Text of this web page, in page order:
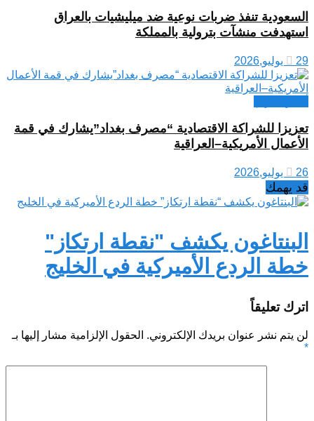
السعودية تنفذ ضربات نوعية ضد ميليشيات بالعراق
استهدفت منشآت بترولية بالمملكة
29 يوليو,2026
تعزيزا للشراكة الاقتصادية “مصرف بغداد”يشارك في قمة
الأعمال الأمريكية–العراقية
26 يوليو,2026
قد يهمك
البنتاغون يكشف "نقطة ارتكاز"
خطة الردع الأميركية في الخليج
اترك تعليقاً
لن يتم نشر عنوان بريدك الإلكتروني. الحقول الإلزامية مشار إليها بـ
*